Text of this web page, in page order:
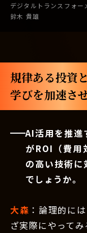
デジタル トランスフォー
鈴木 貴雄
規律ある投資
学びを加速さ
AI活用を推進
がROI（費用
の高い技術に
でしょうか。
大森 ：論理的に
ざ実際にやって